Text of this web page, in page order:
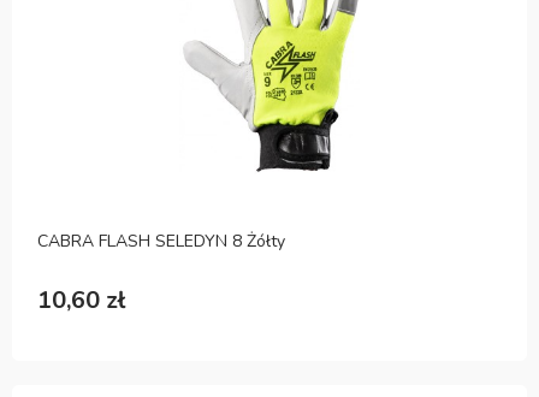
CABRA FLASH SELEDYN 8 Żółty
10,60 zł